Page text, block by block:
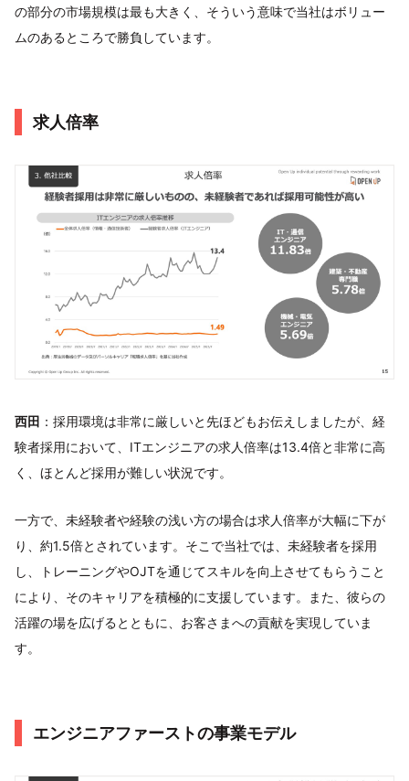
の部分の市場規模は最も大きく、そういう意味で当社はボリュー
ムのあるところで勝負しています。
求人倍率
西田 ：採用環境は非常に厳しいと先ほどもお伝えしましたが、経
験者採用において、ITエンジニアの求人倍率は13.4倍と非常に高
く、ほとんど採用が難しい状況です。
一方で、未経験者や経験の浅い方の場合は求人倍率が大幅に下が
り、約1.5倍とされています。そこで当社では、未経験者を採用
し、トレーニングやOJTを通じてスキルを向上させてもらうこと
により、そのキャリアを積極的に支援しています。また、彼らの
活躍の場を広げるとともに、お客さまへの貢献を実現していま
す。
エンジニアファーストの事業モデル